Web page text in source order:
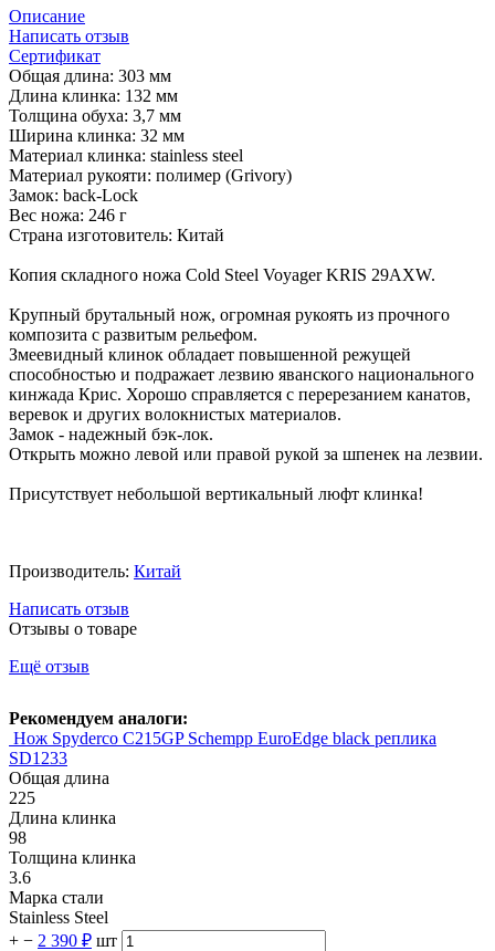
Описание
Написать отзыв
Сертификат
Общая длина: 303 мм
Длина клинка: 132 мм
Толщина обуха: 3,7 мм
Ширина клинка: 32 мм
Материал клинка: stainless steel
Материал рукояти: полимер (Grivory)
Замок: back-Lock
Вес ножа: 246 г
Страна изготовитель: Китай
Копия складного ножа Cold Steel Voyager KRIS 29AXW.
Крупный брутальный нож, огромная рукоять из прочного
композита с развитым рельефом.
Змеевидный клинок обладает повышенной режущей
способностью и подражает лезвию яванского национального
кинжада Крис. Хорошо справляется с перерезанием канатов,
веревок и других волокнистых материалов.
Замок - надежный бэк-лок.
Открыть можно левой или правой рукой за шпенек на лезвии.
Присутствует небольшой вертикальный люфт клинка!
Производитель: Китай
Написать отзыв
Отзывы о товаре
Ещё отзыв
Рекомендуем аналоги:
Нож Spyderco C215GP Schempp EuroEdge black реплика
SD1233
Общая длина
225
Длина клинка
98
Толщина клинка
3.6
Марка стали
Stainless Steel
+ − 2 390 ₽ шт